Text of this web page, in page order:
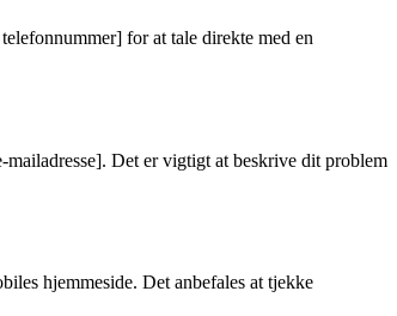
for at tale direkte med en
Det er vigtigt at beskrive dit problem
hjemmeside. Det anbefales at tjekke